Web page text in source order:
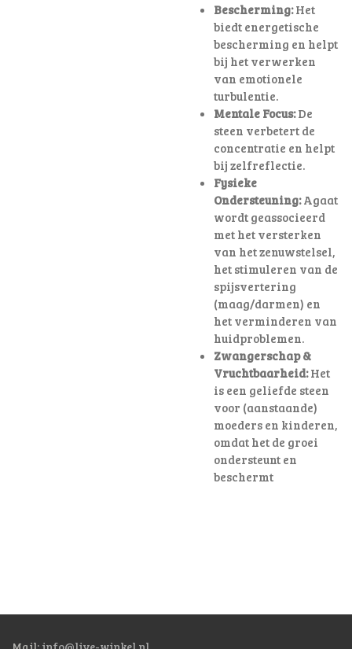
Bescherming:Het
biedt energetische
bescherming en helpt
bij het verwerken
van emotionele
turbulentie.
Mentale Focus:De
steen verbetert de
concentratie en helpt
bij zelfreflectie.
Fysieke
Ondersteuning:Agaat
wordt geassocieerd
met het versterken
van het zenuwstelsel,
het stimuleren van de
spijsvertering
(maag/darmen) en
het verminderen van
huidproblemen.
Zwangerschap &
Vruchtbaarheid:Het
is een geliefde steen
voor (aanstaande)
moeders en kinderen,
omdat het de groei
ondersteunt en
beschermt